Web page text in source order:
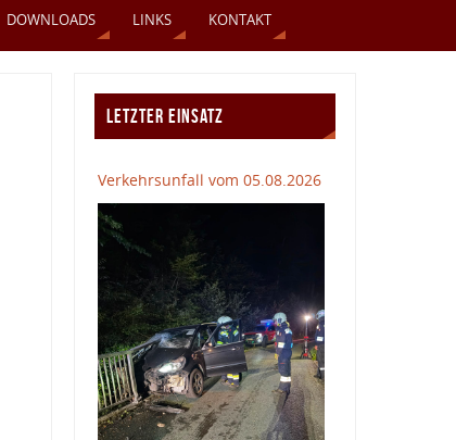
DOWNLOADS LINKS KONTAKT
LETZTER EINSATZ
Verkehrsunfall vom 05.08.2026